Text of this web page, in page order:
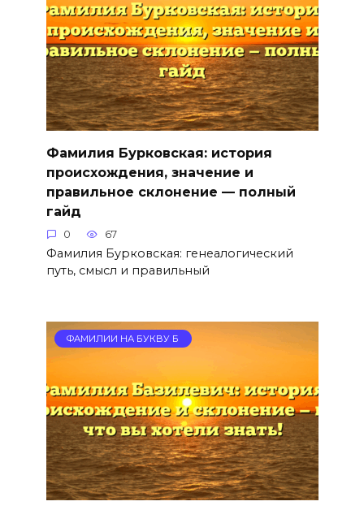
Фамилия Бурковская: история
происхождения, значение и
правильное склонение — полный
гайд
0 67
Фамилия Бурковская: генеалогический
путь, смысл и правильный
ФАМИЛИИ НА БУКВУ Б